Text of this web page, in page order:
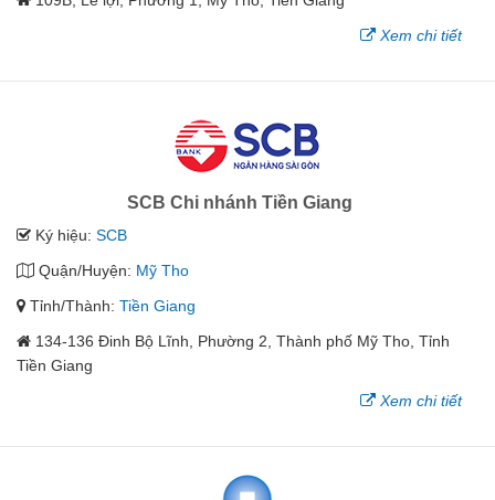
Xem chi tiết
SCB Chi nhánh Tiền Giang
Ký hiệu: SCB
Quận/Huyện: Mỹ Tho
Tỉnh/Thành: Tiền Giang
134-136 Đinh Bộ Lĩnh, Phường 2, Thành phố Mỹ Tho, Tỉnh
Tiền Giang
Xem chi tiết